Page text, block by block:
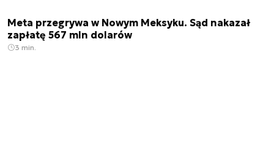
Meta przegrywa w Nowym Meksyku. Sąd nakazał
zapłatę 567 mln dolarów
3 min.